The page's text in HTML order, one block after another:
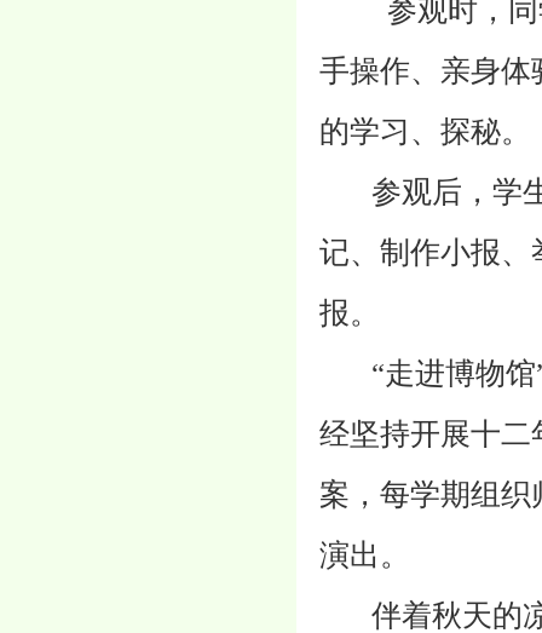
参观时，同学
手操作、亲身体
的学习、探秘。
参观后，学生
记、制作小报、
报。
“走进博物馆”
经坚持开展十二
案，每学期组
演出。
伴着秋天的凉